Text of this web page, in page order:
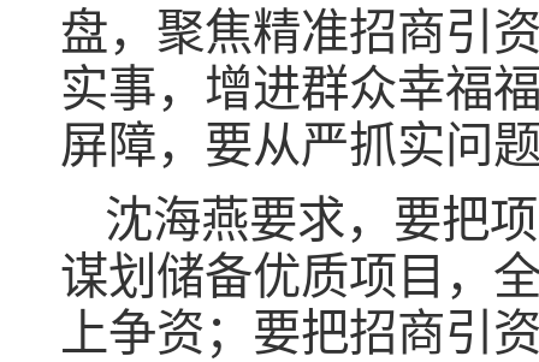
盘，聚焦精准招商引
实事，增进群众幸福
屏障，要从严抓实问
沈海燕要求，要把
谋划储备优质项目，
上争资；要把招商引